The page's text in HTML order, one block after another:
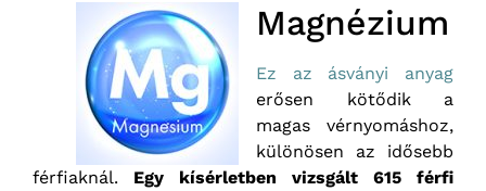
Magnézium
Ez az ásványi anyag
erősen kötődik a
magas vérnyomáshoz,
különösen az idősebb
férfiaknál. Egy kísérletben vizsgált 615 férfi